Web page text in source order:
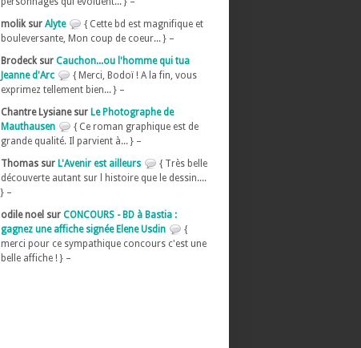
molik sur Alyte
{ Cette bd est magnifique et
bouleversante, Mon coup de coeur... } –
Brodeck sur Cauchon...ou l'homme qui tua
Jeanne d'Arc
{ Merci, Bodoï ! A la fin, vous
exprimez tellement bien... } –
Chantre Lysiane sur Le Photographe de
Mauthausen
{ Ce roman graphique est de
grande qualité. Il parvient à... } –
Thomas sur L'Avenir est ailleurs
{ Très belle
découverte autant sur l histoire que le dessin....
} –
odile noel sur CONCOURS - BD à Bastia :
gagnez une affiche signée Elene Usdin
{
merci pour ce sympathique concours c'est une
belle affiche ! } –